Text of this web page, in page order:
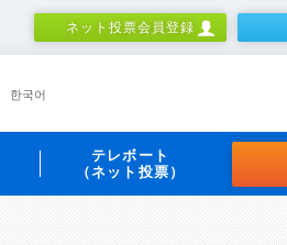
ネット投票会員登録
한국어
テレボート
（ネット投票）